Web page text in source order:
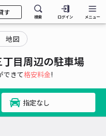
す
検索 ログイン メニュー
地図
目周辺の駐車場
できて格安料金!
指定なし